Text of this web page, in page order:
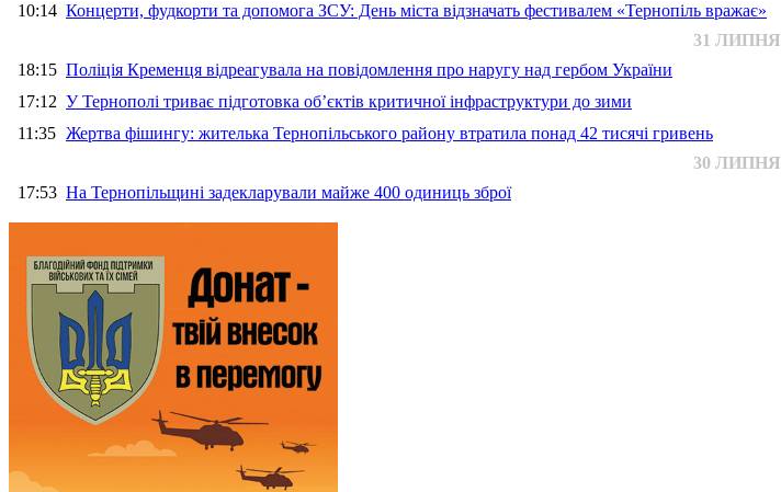
10:14 Концерти, фудкорти та допомога ЗСУ: День міста відзначать фестивалем «Тернопіль вражає»
31 ЛИПНЯ
18:15 Поліція Кременця відреагувала на повідомлення про наругу над гербом України
17:12 У Тернополі триває підготовка об’єктів критичної інфраструктури до зими
11:35 Жертва фішингу: жителька Тернопільського району втратила понад 42 тисячі гривень
30 ЛИПНЯ
17:53 На Тернопільщині задекларували майже 400 одиниць зброї